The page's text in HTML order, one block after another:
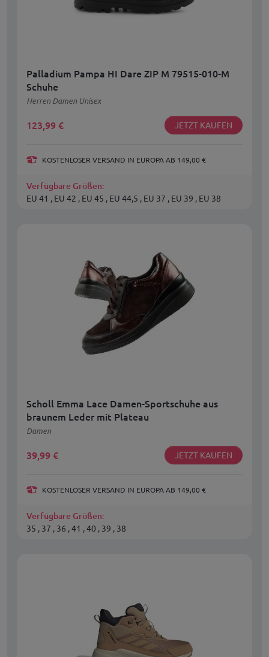
Palladium Pampa HI Dare ZIP M 79515-010-M
Schuhe
Herren Damen Unisex
123,99 € JETZT KAUFEN
KOSTENLOSER VERSAND IN EUROPA AB 149,00 €
Verfügbare Größen:
EU 41 , EU 42 , EU 45 , EU 44,5 , EU 37 , EU 39 , EU 38
Scholl Emma Lace Damen-Sportschuhe aus
braunem Leder mit Plateau
Damen
39,99 € JETZT KAUFEN
KOSTENLOSER VERSAND IN EUROPA AB 149,00 €
Verfügbare Größen:
35 , 37 , 36 , 41 , 40 , 39 , 38